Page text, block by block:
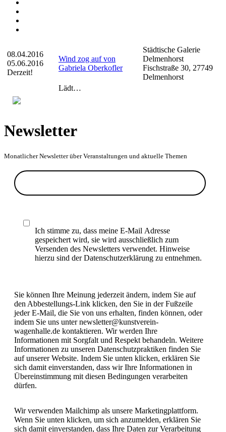
08.04.2016
05.06.2016
Derzeit!
Wind zog auf von
Gabriela Oberkofler
Städtische Galerie
Delmenhorst
Fischstraße 30, 27749
Delmenhorst
Lädt…
Newsletter
Monatlicher Newsletter über Veranstaltungen und aktuelle Themen
Ich stimme zu, dass meine E-Mail Adresse
gespeichert wird, sie wird ausschließlich zum
Versenden des Newsletters verwendet. Hinweise
hierzu sind der Datenschutzerklärung zu entnehmen.
Sie können Ihre Meinung jederzeit ändern, indem Sie auf
den Abbestellungs-Link klicken, den Sie in der Fußzeile
jeder E-Mail, die Sie von uns erhalten, finden können, oder
indem Sie uns unter newsletter@kunstverein-
wagenhalle.de kontaktieren. Wir werden Ihre
Informationen mit Sorgfalt und Respekt behandeln. Weitere
Informationen zu unseren Datenschutzpraktiken finden Sie
auf unserer Website. Indem Sie unten klicken, erklären Sie
sich damit einverstanden, dass wir Ihre Informationen in
Übereinstimmung mit diesen Bedingungen verarbeiten
dürfen.
Wir verwenden Mailchimp als unsere Marketingplattform.
Wenn Sie unten klicken, um sich anzumelden, erklären Sie
sich damit einverstanden, dass Ihre Daten zur Verarbeitung